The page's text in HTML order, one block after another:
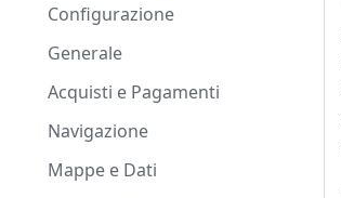
Configurazione
Generale
Acquisti e Pagamenti
Navigazione
Mappe e Dati